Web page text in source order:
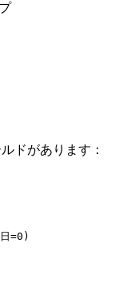
ドがあります：
=0)